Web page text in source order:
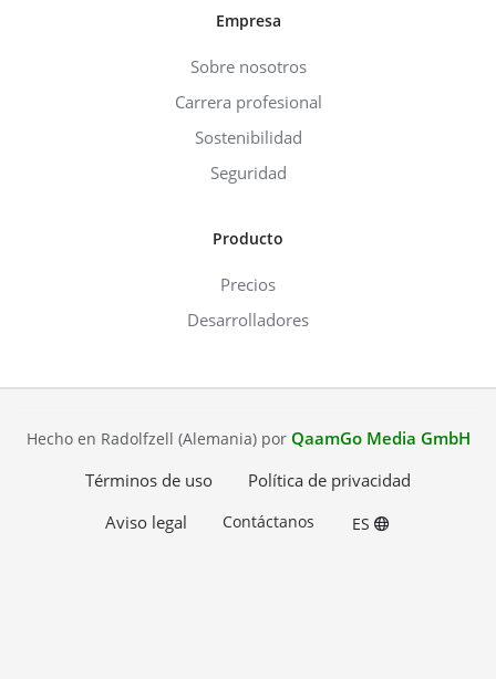
Empresa
Sobre nosotros
Carrera profesional
Sostenibilidad
Seguridad
Producto
Precios
Desarrolladores
Hecho en Radolfzell (Alemania) por QaamGo Media GmbH
Términos de uso
Política de privacidad
Aviso legal
Contáctanos ES